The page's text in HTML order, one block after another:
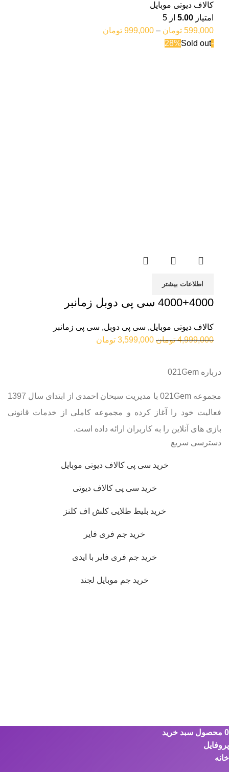
کالاف دیوتی موبایل
امتیاز 5.00 از 5
599,000 تومان –
999,000 تومان
-28%
Sold out
اطلاعات بیشتر
4000+4000 سی پی دوبل زمانبر
کالاف دیوتی موبایل, سی پی دوبل, سی پی زمانبر
4,999,000 تومان 3,599,000 تومان
درباره 021Gem
مجموعه 021Gem با مدیریت سبحان احمدی از ابتدای سال 1397
فعالیت خود را آغاز کرده و مجموعه کاملی از خدمات قانونی
بازی های آنلاین را به کاربران ارائه داده است.
دسترسی سریع
خرید سی پی کالاف دیوتی موبایل
خرید سی پی کالاف دیوتی
خرید بلیط طلایی کلش اف کلنز
خرید جم فری فایر
خرید جم فری فایر با ایدی
خرید جم موبایل لجند
0 محصول سبد خرید
پروفایل
خانه